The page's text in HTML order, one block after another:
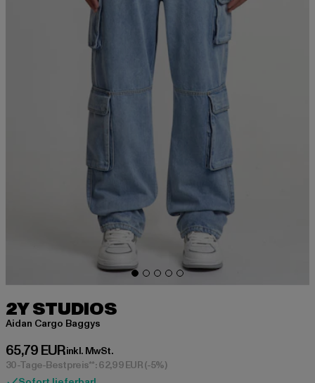
2Y STUDIOS
Aidan Cargo Baggys
65,79 EUR
Derzeitiger Preis: 65,79 EUR
inkl. MwSt.
30-Tage-Bestpreis**: 62,99 EUR(-5%)